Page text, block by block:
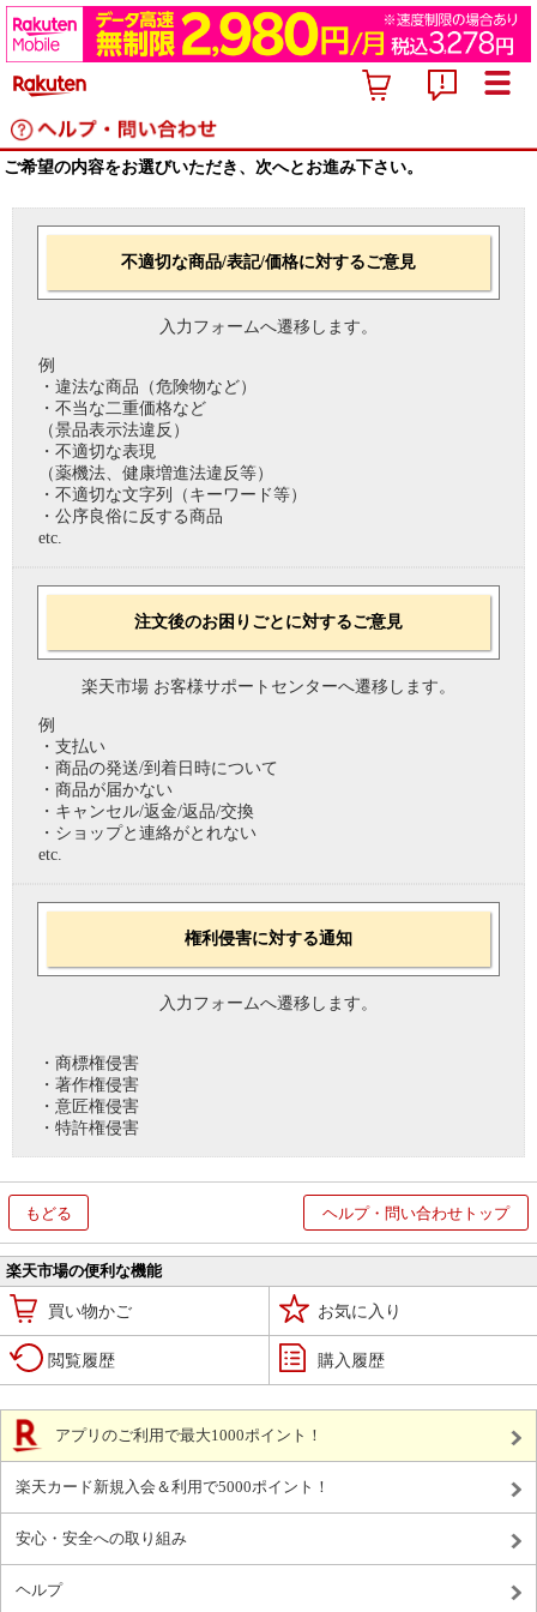
ご希望の内容をお選びいただき、次へとお進み下さい。
不適切な商品/表記/価格に対するご意見
入力フォームへ遷移します。
例
・違法な商品（危険物など）
・不当な二重価格など
（景品表示法違反）
・不適切な表現
（薬機法、健康増進法違反等）
・不適切な文字列（キーワード等）
・公序良俗に反する商品
etc.
注文後のお困りごとに対するご意見
楽天市場 お客様サポートセンターへ遷移します。
例
・支払い
・商品の発送/到着日時について
・商品が届かない
・キャンセル/返金/返品/交換
・ショップと連絡がとれない
etc.
権利侵害に対する通知
入力フォームへ遷移します。
・商標権侵害
・著作権侵害
・意匠権侵害
・特許権侵害
もどる ヘルプ・問い合わせトップ
楽天市場の便利な機能
買い物かご お気に入り
閲覧履歴 購入履歴
アプリのご利用で最大1000ポイント！
楽天カード新規入会＆利用で5000ポイント！
安心・安全への取り組み
ヘルプ